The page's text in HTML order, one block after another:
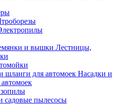
Лестницы,
Насадки и